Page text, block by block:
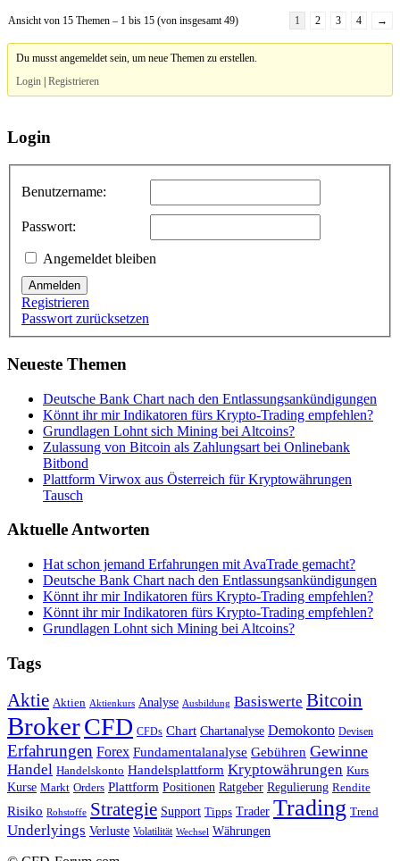
Ansicht von 15 Themen – 1 bis 15 (von insgesamt 49) 1 2 3 4 →
Du musst angemeldet sein, um neue Themen zu erstellen.
Login |Registrieren
Login
Benutzername:
Passwort:
Angemeldet bleiben
Anmelden
Registrieren
Passwort zurücksetzen
Neueste Themen
Deutsche Bank Chart nach den Entlassungsankündigungen
Könnt ihr mir Indikatoren fürs Krypto-Trading empfehlen?
Grundlagen Lohnt sich Mining bei Altcoins?
Zulassung von Bitcoin als Zahlungsart bei Onlinebank
Bitbond
Plattform Virwox aus Österreich für Kryptowährungen
Tausch
Aktuelle Antworten
Hat schon jemand Erfahrungen mit AvaTrade gemacht?
Deutsche Bank Chart nach den Entlassungsankündigungen
Könnt ihr mir Indikatoren fürs Krypto-Trading empfehlen?
Könnt ihr mir Indikatoren fürs Krypto-Trading empfehlen?
Grundlagen Lohnt sich Mining bei Altcoins?
Tags
Aktie Aktien Aktienkurs Analyse Ausbildung Basiswerte Bitcoin
BrokerCFD CFDs Chart Chartanalyse Demokonto Devisen
Erfahrungen Forex Fundamentalanalyse Gebühren Gewinne
Handel Handelskonto Handelsplattform Kryptowährungen Kurs
Kurse Markt Orders Plattform Positionen Ratgeber Regulierung Rendite
Risiko Rohstoffe Strategie Support Tipps Trader Trading Trend
Underlyings Verluste Volatilität Wechsel Währungen